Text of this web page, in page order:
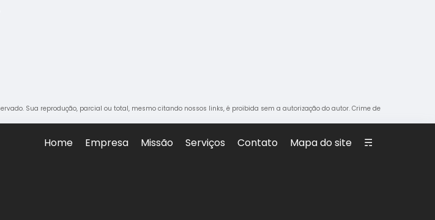
Sua reprodução, parcial ou total, mesmo citando nossos links, é proibida sem a autorização do autor. Crime de
Home Empresa Missão Serviços Contato Mapa do site ☴